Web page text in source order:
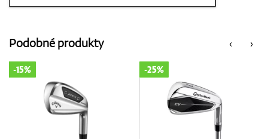
GPS/Dálkoměry
‹
Podobné produkty ›
-15% -25%